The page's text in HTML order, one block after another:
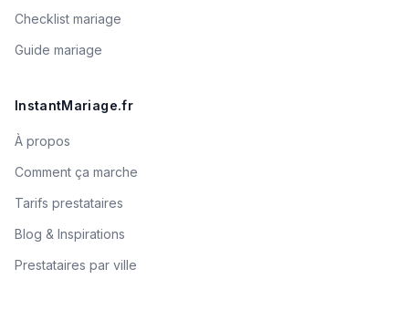
Checklist mariage
Guide mariage
InstantMariage.fr
À propos
Comment ça marche
Tarifs prestataires
Blog & Inspirations
Prestataires par ville